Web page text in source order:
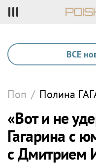
ВСЕ
Поп / Полина
«Вот и не
Гагарина с
с Дмитрием